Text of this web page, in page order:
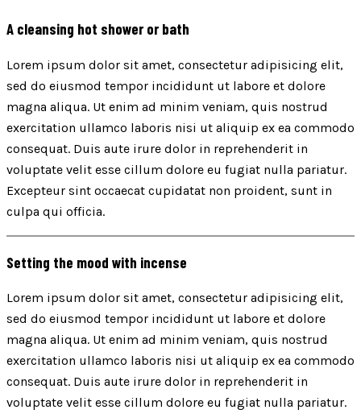
A cleansing hot shower or bath
Lorem ipsum dolor sit amet, consectetur adipisicing elit,
sed do eiusmod tempor incididunt ut labore et dolore
magna aliqua. Ut enim ad minim veniam, quis nostrud
exercitation ullamco laboris nisi ut aliquip ex ea commodo
consequat. Duis aute irure dolor in reprehenderit in
voluptate velit esse cillum dolore eu fugiat nulla pariatur.
Excepteur sint occaecat cupidatat non proident, sunt in
culpa qui officia.
Setting the mood with incense
Lorem ipsum dolor sit amet, consectetur adipisicing elit,
sed do eiusmod tempor incididunt ut labore et dolore
magna aliqua. Ut enim ad minim veniam, quis nostrud
exercitation ullamco laboris nisi ut aliquip ex ea commodo
consequat. Duis aute irure dolor in reprehenderit in
voluptate velit esse cillum dolore eu fugiat nulla pariatur.